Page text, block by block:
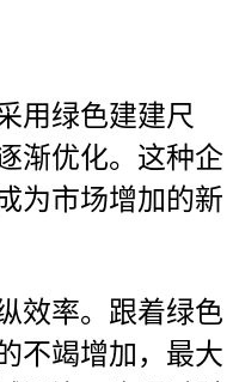
绿色建建尺
渐优化。这种企
为市场增加的新
率。跟着绿色
不竭增加，最大